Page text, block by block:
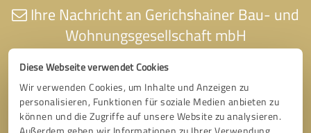
Diese Webseite verwendet Cookies
Wir verwenden Cookies, um Inhalte und Anzeigen zu
personalisieren, Funktionen für soziale Medien anbieten zu
können und die Zugriffe auf unsere Website zu analysieren.
Ihre Nachricht an Gerichshainer Bau- und
Wohnungsgesellschaft mbH